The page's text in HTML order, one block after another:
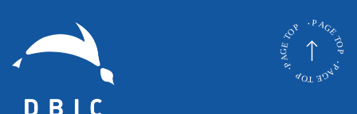
等、各種コンサルティングを提供。欧米の高度セキ
ュリティ・ソフトウェア開発の人材ネットワークを
構築、国内外の企業に情報セキュリティ関連サービ
スを提供。